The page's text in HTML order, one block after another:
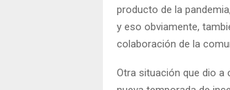
producto de la
y eso obviamente,
colaboración de la
Otra situación que dio a